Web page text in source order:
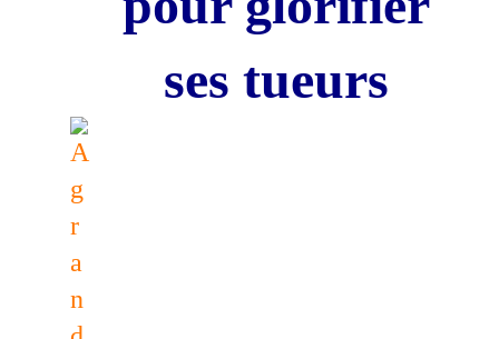
ses tueurs